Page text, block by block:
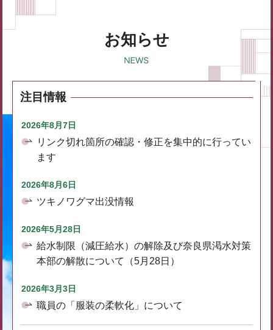
お知らせ
注目情報
2026年8月7日
リンク切れ箇所の確認・修正を集中的に行ってい
ます
2026年8月6日
ツキノワグマ出没情報
2026年5月28日
給水制限（減圧給水）の解除及び奈良県渇水対策
本部の解散について（5月28日）
2026年3月3日
職員の「服装の柔軟化」について